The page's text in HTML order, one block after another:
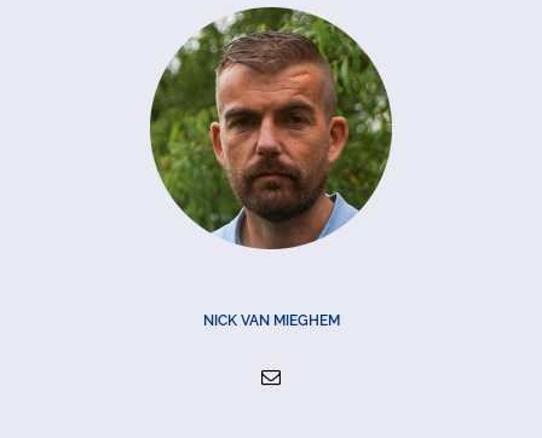
NICK VAN MIEGHEM